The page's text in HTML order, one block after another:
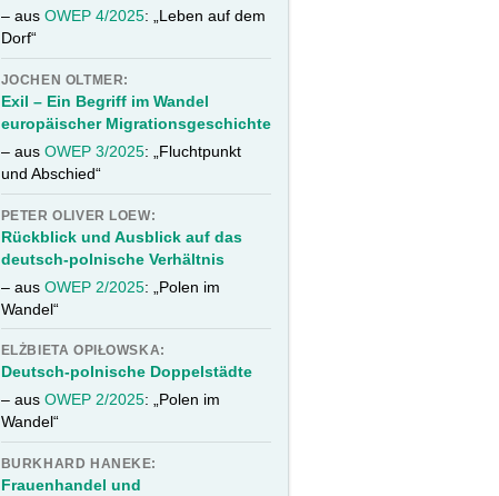
– aus OWEP 4/2025: „Leben auf dem
Dorf“
JOCHEN OLTMER:
Exil – Ein Begriff im Wandel
europäischer Migrationsgeschichte
– aus OWEP 3/2025: „Fluchtpunkt
und Abschied“
PETER OLIVER LOEW:
Rückblick und Ausblick auf das
deutsch-polnische Verhältnis
– aus OWEP 2/2025: „Polen im
Wandel“
ELŻBIETA OPIŁOWSKA:
Deutsch-polnische Doppelstädte
– aus OWEP 2/2025: „Polen im
Wandel“
BURKHARD HANEKE:
Frauenhandel und